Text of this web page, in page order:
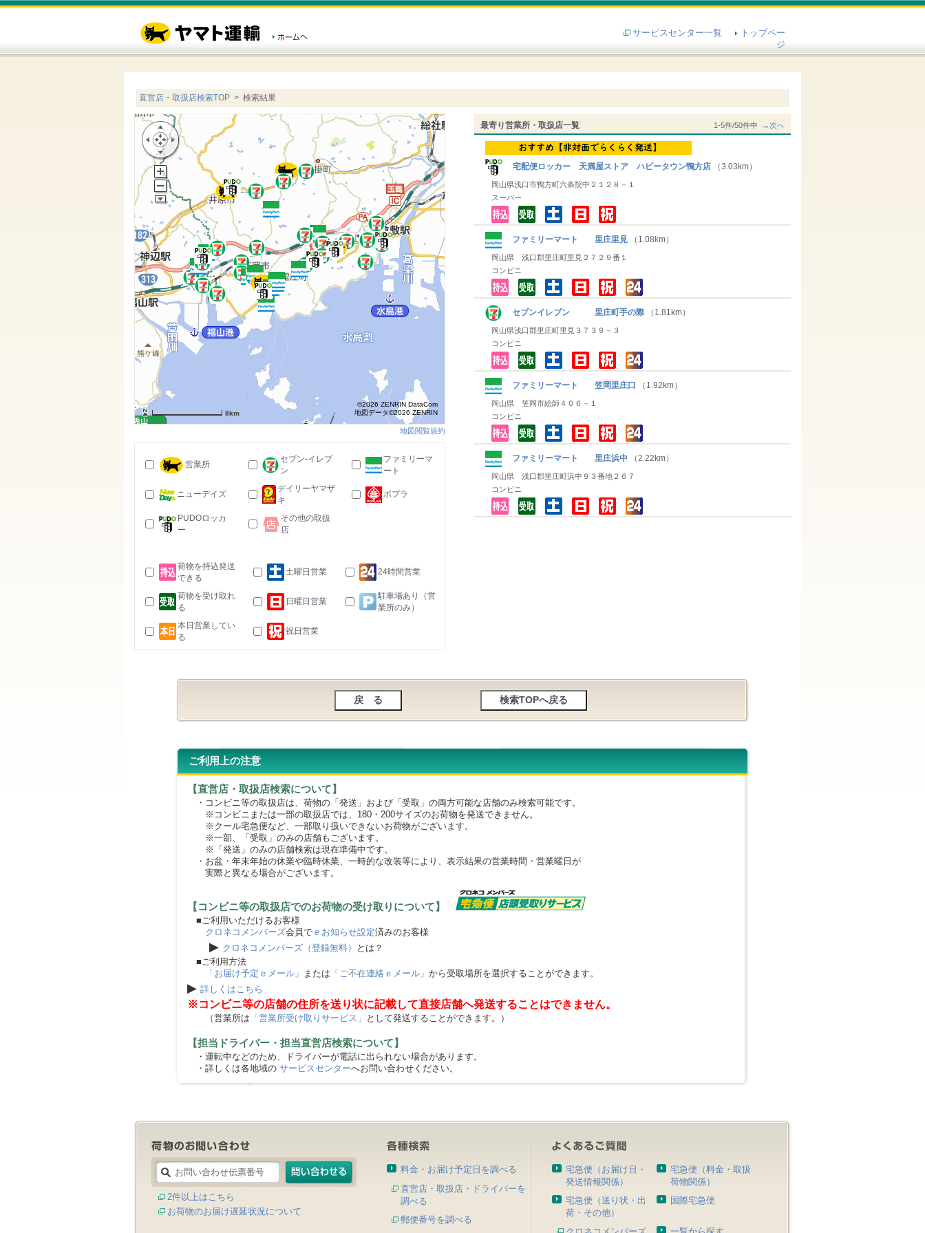
サービスセンター一覧
トップペー
ジ
直営店・取扱店検索TOP > 検索結果
最寄り営業所・取扱店一覧 1-5件/50件中 →次へ
宅配便ロッカー 天満屋ストア ハピータウン鴨方店 （3.03km）
岡山県浅口市鴨方町六条院中２１２８－１
スーパー
ファミリーマート 里庄里見 （1.08km）
岡山県 浅口郡里庄町里見２７２９番１
コンビニ
セブンイレブン 里庄町手の際 （1.81km）
岡山県浅口郡里庄町里見３７３９－３
コンビニ
ファミリーマート 笠岡里庄口 （1.92km）
岡山県 笠岡市絵師４０６－１
コンビニ
ファミリーマート 里庄浜中 （2.22km）
岡山県 浅口郡里庄町浜中９３番地２６７
コンビニ
8km
©2026 ZENRIN DataCom
地図データ©2026 ZENRIN
地図閲覧規約
営業所
セブン-イレブ
ン
ファミリーマ
ート
ニューデイズ
デイリーヤマザ
キ
ポプラ
PUDOロッカ
ー
その他の取扱
店
荷物を持込発送
できる
土曜日営業 24時間営業
荷物を受け取れ
る
日曜日営業
駐車場あり（営
業所のみ）
本日営業してい
る
祝日営業
ご利用上の注意
【直営店・取扱店検索について】
・コンビニ等の取扱店は、荷物の「発送」および「受取」の両方可能な店舗のみ検索可能です。
※コンビニまたは一部の取扱店では、180・200サイズのお荷物を発送できません。
※クール宅急便など、一部取り扱いできないお荷物がございます。
※一部、「受取」のみの店舗もございます。
※「発送」のみの店舗検索は現在準備中です。
・お盆・年末年始の休業や臨時休業、一時的な改装等により、表示結果の営業時間・営業曜日が
実際と異なる場合がございます。
【コンビニ等の取扱店でのお荷物の受け取りについて】
■ご利用いただけるお客様
クロネコメンバーズ会員で ｅお知らせ設定済みのお客様
▶ クロネコメンバーズ（登録無料）
とは？
■ご利用方法
「お届け予定ｅメール」 または 「ご不在連絡ｅメール」 から受取場所を選択することができます。
▶ 詳しくはこちら
※コンビニ等の店舗の住所を送り状に記載して直接店舗へ発送することはできません。
（営業所は 「営業所受け取りサービス」 として発送することができます。）
【担当ドライバー・担当直営店検索について】
・運転中などのため、ドライバーが電話に出られない場合があります。
・詳しくは各地域の サービスセンターへお問い合わせください。
2件以上はこちら
お荷物のお届け遅延状況について
料金・お届け予定日を調べる
直営店・取扱店・ドライバーを
調べる
郵便番号を調べる
宅急便（お届け日・
発送情報関係）
宅急便（料金・取扱
荷物関係）
宅急便（送り状・出
荷・その他）
国際宅急便